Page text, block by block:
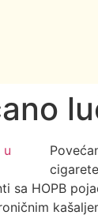
sa HOPB